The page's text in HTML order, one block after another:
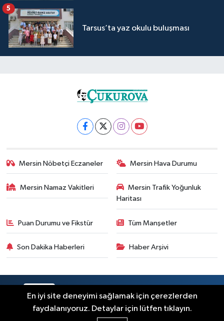
Tarsus’ta yaz okulu buluşması
5
Mersin Nöbetçi Eczaneler Mersin Hava Durumu
Mersin Namaz Vakitleri
Mersin Trafik Yoğunluk
Haritası
Puan Durumu ve Fikstür Tüm Manşetler
Son Dakika Haberleri Haber Arşivi
En iyi site deneyimi sağlamak için çerezlerden
faydalanıyoruz. Detaylar için lütfen tıklayın.